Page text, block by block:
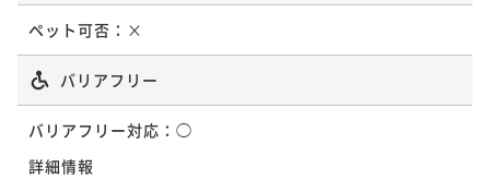
ペット可否： ×
バリアフリー
バリアフリー対応： ◯
詳細情報